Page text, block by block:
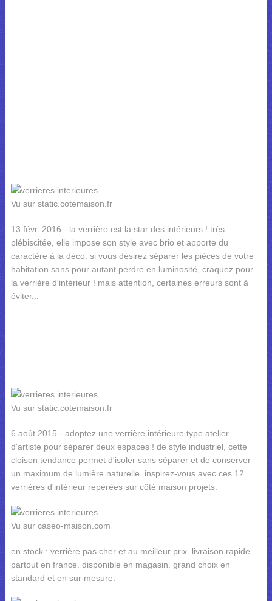
Vu sur static.cotemaison.fr
13 févr. 2016 - la verrière est la star des intérieurs ! très
plébiscitée, elle impose son style avec brio et apporte du
caractère à la déco. si vous désirez séparer les pièces de votre
habitation sans pour autant perdre en luminosité, craquez pour
la verrière d'intérieur ! mais attention, certaines erreurs sont à
éviter...
Vu sur static.cotemaison.fr
6 août 2015 - adoptez une verrière intérieure type atelier
d'artiste pour séparer deux espaces ! de style industriel, cette
cloison tendance permet d'isoler sans séparer et de conserver
un maximum de lumière naturelle. inspirez-vous avec ces 12
verrières d'intérieur repérées sur côté maison projets.
Vu sur caseo-maison.com
en stock : verrière pas cher et au meilleur prix. livraison rapide
partout en france. disponible en magasin. grand choix en
standard et en sur mesure.